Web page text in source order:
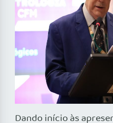
Dando início às